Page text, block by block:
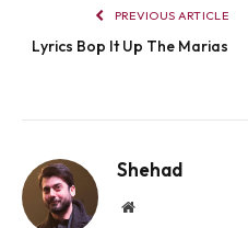
PREVIOUS ARTICLE
Lyrics Bop It Up The Marias
Shehad
Website